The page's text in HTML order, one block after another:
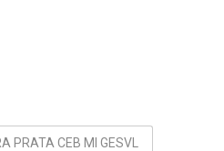
PRATA CEB MI GESVL